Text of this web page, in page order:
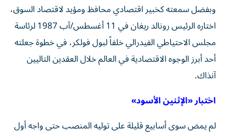
وبفضل سمعته كخبير اقتصادي محافظ ومؤيد لاقتصاد السوق،
اختاره الرئيس رونالد ريغان في 11 أغسطس/آب 1987 لرئاسة
مجلس الاحتياطي الفيدرالي خلفاً لبول فولكر، في خطوة جعلته
أحد أبرز الوجوه الاقتصادية في العالم خلال العقدين التاليين
آنذاك.
اختبار «الإثنين الأسود»
لم يمض سوى أسابيع قليلة على توليه المنصب حتى واجه أول